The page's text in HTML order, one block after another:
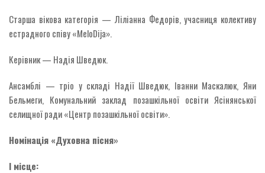
Старша вікова категорія — Ліліанна Федорів, учасниця колективу
естрадного співу «MeloDija».
Керівник — Надія Шведюк.
Ансамблі — тріо у складі Надії Шведюк, Іванни Маскалюк, Яни
Бельмеги, Комунальний заклад позашкільної освіти Ясінянської
селищної ради «Центр позашкільної освіти».
Номінація «Духовна пісня»
І місце: